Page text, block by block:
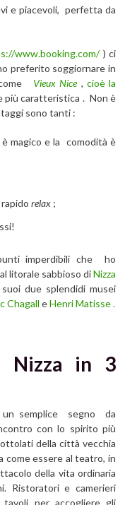
e piacevoli, perfetta da
www.booking.com/) ci
preferito soggiornare in
Vieux Nice, cioè la
più caratteristica . Non è
sono tanti :
magico e la comodità è
relax ;
imperdibili che ho
litorale sabbioso diNizza
due splendidi musei
Chagall eHenri Matisse .
Nizza in 3
semplice segno da
con lo spirito più
della città vecchia
come essere al teatro, in
della vita ordinaria
Ristoratori e camerieri